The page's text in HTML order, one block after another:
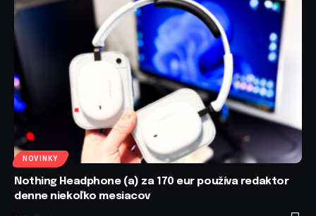
NOVINKY
Nothing Headphone (a) za 170 eur používa redaktor
denne niekoľko mesiacov